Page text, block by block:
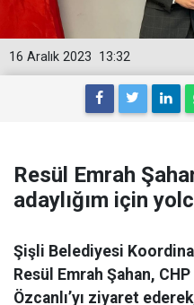
13:32
16 Aralık 2023
Resül Emrah
adaylığım için
Şişli Belediyesi
Resül Emrah Şahan,
Özcanlı’yı ziyaret